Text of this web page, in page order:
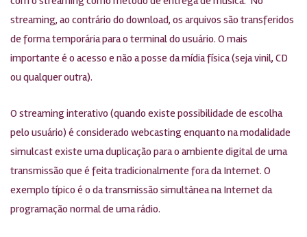
streaming, ao contrário do download, os arquivos são transferidos
de forma temporária para o terminal do usuário. O mais
importante é o acesso e não a posse da mídia física (seja vinil, CD
ou qualquer outra).
O streaming interativo (quando existe possibilidade de escolha
pelo usuário) é considerado webcasting enquanto na modalidade
simulcast existe uma duplicação para o ambiente digital de uma
transmissão que é feita tradicionalmente fora da Internet. O
exemplo típico é o da transmissão simultânea na Internet da
programação normal de uma rádio.